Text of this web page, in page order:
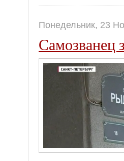
Понедельник, 23
Самозванец